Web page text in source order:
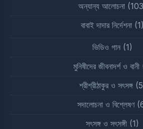
অন্যান্য আলোচনা
বাবাই দাদার নির্দেশনা (1)
ভিডিও গান (1)
মুনিষীদের জীবনাদর্শ ও বানী
শ্রীশ্রীঠাকুর ও সৎসঙ্গ
সদালোচনা ও বিশ্লেষণ
সৎসঙ্গ ও সৎসঙ্গী (1)